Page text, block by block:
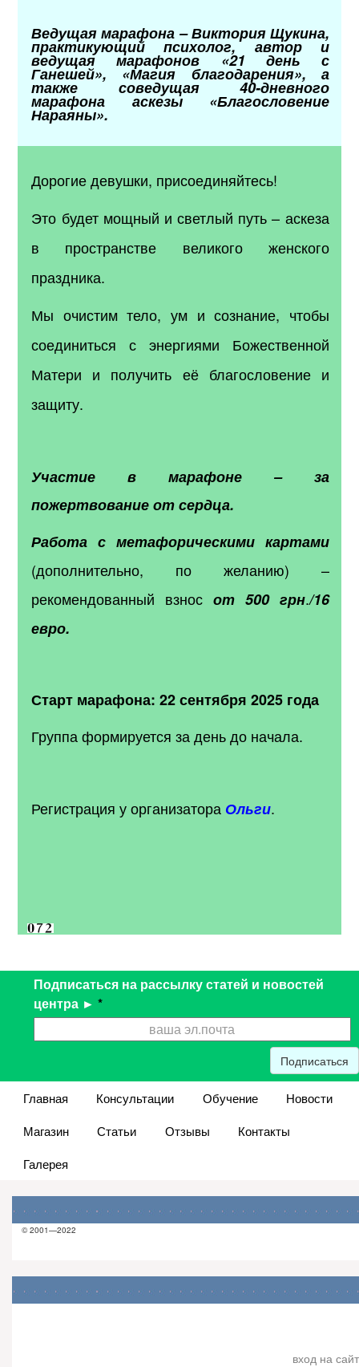
Ведущая марафона – Виктория Щукина,
практикующий психолог, автор и
ведущая марафонов «21 день с
Ганешей», «Магия благодарения», а
также соведущая 40-дневного
марафона аскезы «Благословение
Нараяны».
Дорогие девушки, присоединяйтесь!
Это будет мощный и светлый путь – аскеза
в пространстве великого женского
праздника.
Мы очистим тело, ум и сознание, чтобы
соединиться с энергиями Божественной
Матери и получить её благословение и
защиту.
Участие в марафоне – за
пожертвование от сердца.
Работа с метафорическими картами
(дополнительно, по желанию) –
рекомендованный взнос от 500 грн./16
евро.
Старт марафона: 22 сентября 2025 года
Группа формируется за день до начала.
Регистрация у организатора Ольги.
Подписаться на рассылку статей и новостей
центра ► *
Подписаться
Главная Консультации Обучение
Новости
Магазин
Статьи Отзывы
Контакты
Галерея
© 2001—2022
вход на сайт